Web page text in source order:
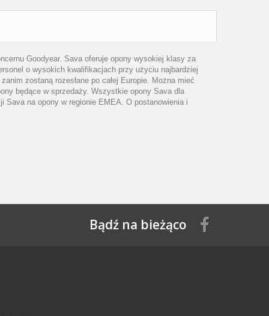
Goodyear. Sava oferuje opony wysokiej klasy za
o wysokich kwalifikacjach przy użyciu najbardziej
zostaną rozesłane po całej Europie. Można mieć
będące w sprzedaży. Wszystkie opony Sava dla
Sava na opony w regionie EMEA. O postanowienia i
Bądź na bieżąco